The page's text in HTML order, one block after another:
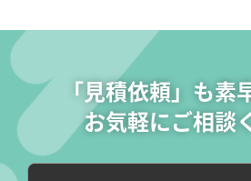
「見積依頼」も素
お気軽にご相談